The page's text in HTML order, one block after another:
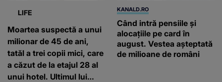
LIFE
Moartea suspectă a unui
milionar de 45 de ani,
tatăl a trei copii mici, care
a căzut de la etajul 28 al
unui hotel. Ultimul lui
KANALD.RO
Când intră pensiile și
alocațiile pe card în
august. Vestea așteptată
de milioane de români